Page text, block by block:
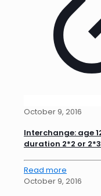
October 9, 2016
Interchange: age
duration 2*2 or
Read more
October 9, 2016